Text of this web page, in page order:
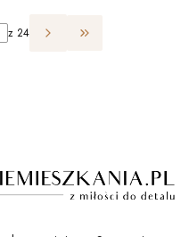
z produktami
z 24 Przejdź do